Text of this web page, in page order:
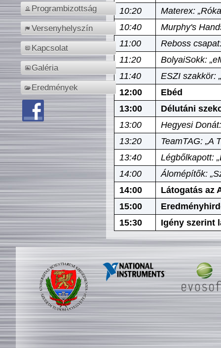
Programbizottság
Versenyhelyszín
Kapcsolat
Galéria
Eredmények
10:20
Materex:
10:40
Murphy's
11:00
Reboss
11:20
BolyaiSokk:
11:40
ESZI szakkör:
12:00
Ebéd
13:00
Délutáni
13:00
Hegyesi
13:20
TeamTAG: „A
13:40
Légbőlkapott:
14:00
Álomépítők:
14:00
Látogatás az
15:00
15:30
Igény szerint